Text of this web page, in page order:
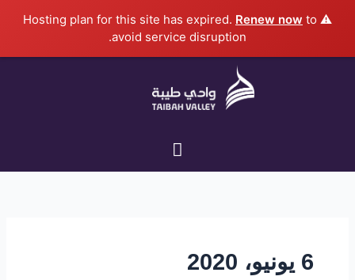
⚠️ Hosting plan for this site has expired.
Renew now to
avoid service disruption.
6 يونيو، 2020